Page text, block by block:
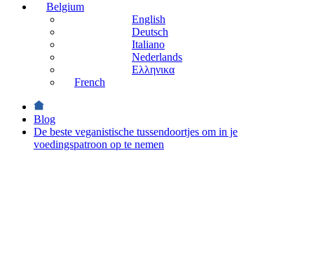
Belgium
English
Deutsch
Italiano
Nederlands
Ελληνικα
French
Blog
De beste veganistische tussendoortjes om in je
voedingspatroon op te nemen